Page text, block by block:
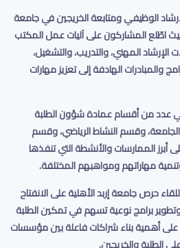
الوظيفي ومتابعة الخريجين في جامعة
اطّلع المشاركون على آليات عمل المكتب
المهني، والتدريب، والتشغيل،
والمبادرات الهادفة إلى تعزيز مهارات
عدد من أقسام عمادة شؤون الطلبة
وقسم النشاط الرياضي، وقسم
أبرز الممارسات والأنشطة التي تنفذها
مهاراتهم ومواهبهم المختلفة.
حرص جامعة إربد الأهلية على الانفتاح
وتطوير برامج نوعية تسهم في تمكين الطلبة
أهمية بناء شراكات فاعلة بين مؤسسات